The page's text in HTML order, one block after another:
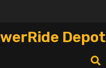
Depot